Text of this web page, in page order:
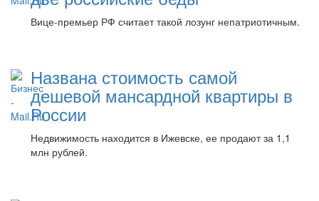
Вице-премьер РФ считает такой лозунг непатриотичным.
Названа стоимость самой
дешевой мансардной квартиры в
России
Недвижимость находится в Ижевске, ее продают за 1,1
млн рублей.